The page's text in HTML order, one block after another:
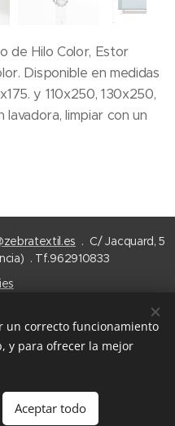
de Hilo Color, Estor
Disponible en medidas
y 110x250, 130x250,
limpiar con un
la cesta
. C/ Jacquard, 5
. Tf.962910833
un correcto funcionamiento
y para ofrecer la mejor
Aceptar todo